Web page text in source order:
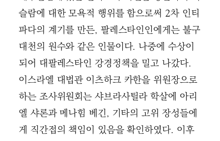
슬람에 대한 모욕적 행위를 함으로써 2차 인티
파다의 계기를 만든, 팔레스타인인에게는 불구
대천의 원수와 같은 인물이다. 나중에 수상이
되어 대팔레스타인 강경정책을 밀고 나갔다.
이스라엘 대법관 이츠하크 카한을 위원장으로
하는 조사위원회는 샤브라사틸라 학살에 아리
엘 샤론과 메나힘 베긴, 기타의 고위 장성들에
게 직간접의 책임이 있음을 확인하였다. 이후